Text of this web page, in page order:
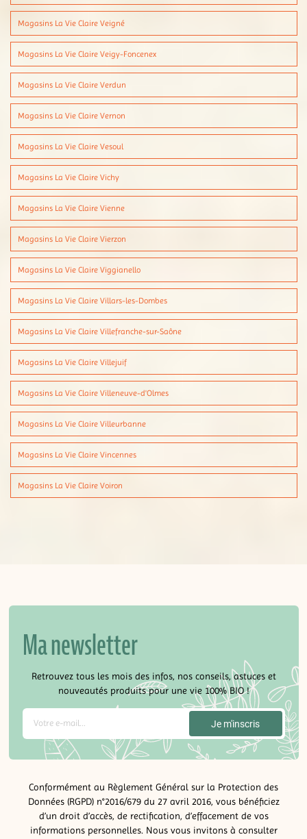
Magasins La Vie Claire Veigné
Magasins La Vie Claire Veigy-Foncenex
Magasins La Vie Claire Verdun
Magasins La Vie Claire Vernon
Magasins La Vie Claire Vesoul
Magasins La Vie Claire Vichy
Magasins La Vie Claire Vienne
Magasins La Vie Claire Vierzon
Magasins La Vie Claire Viggianello
Magasins La Vie Claire Villars-les-Dombes
Magasins La Vie Claire Villefranche-sur-Saône
Magasins La Vie Claire Villejuif
Magasins La Vie Claire Villeneuve-d'Olmes
Magasins La Vie Claire Villeurbanne
Magasins La Vie Claire Vincennes
Magasins La Vie Claire Voiron
Ma newsletter
Retrouvez tous les mois des infos, nos conseils, astuces et
nouveautés produits pour une vie 100% BIO !
Conformément au Règlement Général sur la Protection des
Données (RGPD) n°2016/679 du 27 avril 2016, vous bénéficiez
d’un droit d’accès, de rectification, d’effacement de vos
informations personnelles. Nous vous invitons à consulter